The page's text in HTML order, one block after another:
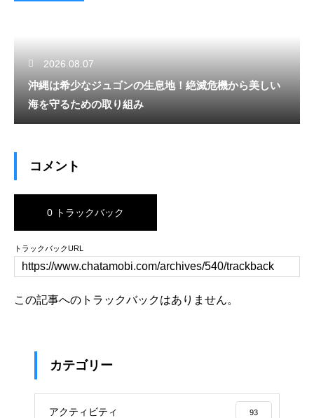
2026.08.07
沖縄は希少なジュゴンの生息地！絶滅危機から美しい
海を守るための取り組み
コメント
0 トラックバック
トラックバックURL
この記事へのトラックバックはありません。
カテゴリー
アクティビティ 93